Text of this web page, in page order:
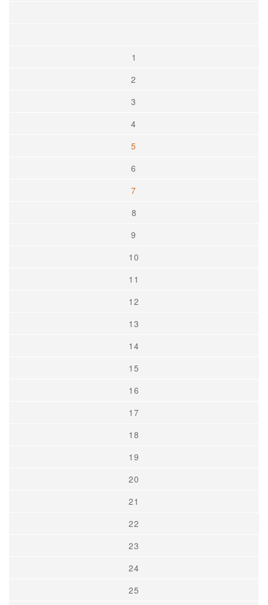
1
2
3
4
5
6
7
8
9
10
11
12
13
14
15
16
17
18
19
20
21
22
23
24
25